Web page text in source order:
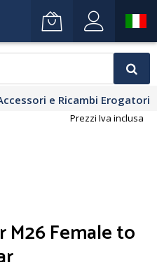
e Ricambi Erogatori
Prezzi Iva inclusa
Female to